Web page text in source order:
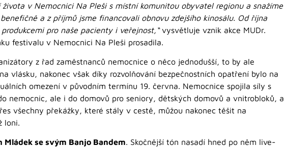
v Nemocnici Na Pleši s místní komunitou obyvatel regionu a snažíme
a z příjmů jsme financovali obnovu zdejšího kinosálu. Od října
pro naše pacienty i veřejnost,“vysvětluje vznik akce MUDr.
festivalu v Nemocnici Na Pleši prosadila.
z řad zaměstnanců nemocnice o něco jednodušší, to by ale
vlásku, nakonec však díky rozvolňování bezpečnostních opatření bylo na
omezení v původním termínu 19. června. Nemocnice spojila síly s
nemocnic, ale i do domovů pro seniory, dětských domovů a vnitrobloků, a
všechny překážky, které stály v cestě, můžou nakonec těšit na
loni.
Mládek se svým Banjo Bandem. Skočnější tón nasadí hned po něm live-